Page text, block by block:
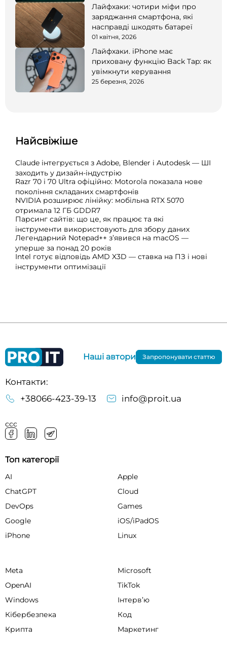
Лайфхаки: чотири міфи про
заряджання смартфона, які
насправді шкодять батареї
01 квітня, 2026
Лайфхаки. iPhone має
приховану функцію Back Tap: як
увімкнути керування
25 березня, 2026
Найсвіжіше
Claude інтегрується з Adobe, Blender і Autodesk — ШІ
заходить у дизайн-індустрію
Razr 70 і 70 Ultra офіційно: Motorola показала нове
покоління складаних смартфонів
NVIDIA розширює лінійку: мобільна RTX 5070
отримала 12 ГБ GDDR7
Парсинг сайтів: що це, як працює та які
інструменти використовують для збору даних
Легендарний Notepad++ з’явився на macOS —
уперше за понад 20 років
Intel готує відповідь AMD X3D — ставка на ПЗ і нові
інструменти оптимізації
Контакти:
+38066-423-39-13
info@proit.ua
ссс
Наші автори Запропонувати статтю
Топ категорії
AI
Apple
ChatGPT
Cloud
DevOps
Games
Google
iOS/iPadOS
iPhone
Linux
Meta
Microsoft
OpenAI
TikTok
Windows
Інтервʼю
Кібербезпека
Код
Крипта
Маркетинг